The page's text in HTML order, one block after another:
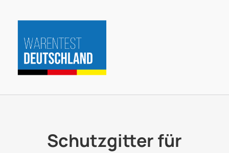
Inhalt
springen
Schutzgitter für